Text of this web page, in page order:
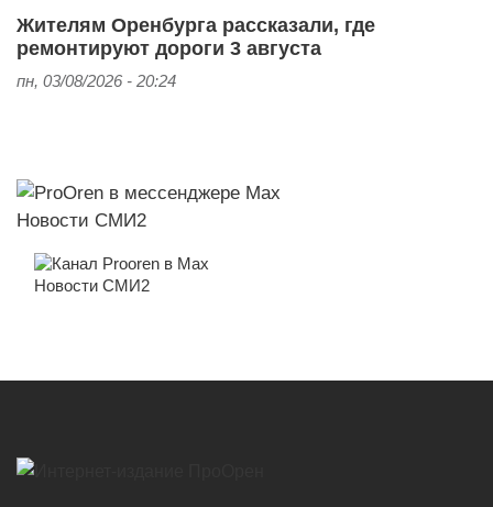
Жителям Оренбурга рассказали, где
ремонтируют дороги 3 августа
пн, 03/08/2026 - 20:24
Новости СМИ2
Новости СМИ2